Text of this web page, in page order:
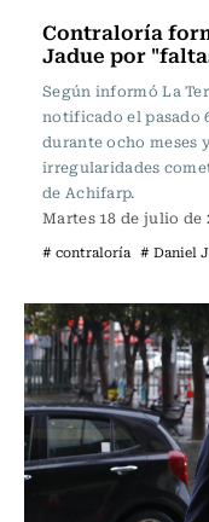
Contraloría
Jadue por
Según informó La
notificado el pasado
durante ocho meses
irregularidades
de Achifarp.
Martes 18 de julio de
# contraloría # Daniel